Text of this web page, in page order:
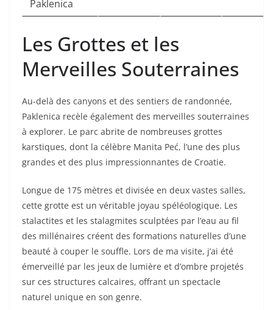
Paklenica
Les Grottes et les
Merveilles Souterraines
Au-delà des canyons et des sentiers de randonnée,
Paklenica recèle également des merveilles souterraines
à explorer. Le parc abrite de nombreuses grottes
karstiques, dont la célèbre Manita Peć, l’une des plus
grandes et des plus impressionnantes de Croatie.
Longue de 175 mètres et divisée en deux vastes salles,
cette grotte est un véritable joyau spéléologique. Les
stalactites et les stalagmites sculptées par l’eau au fil
des millénaires créent des formations naturelles d’une
beauté à couper le souffle. Lors de ma visite, j’ai été
émerveillé par les jeux de lumière et d’ombre projetés
sur ces structures calcaires, offrant un spectacle
naturel unique en son genre.